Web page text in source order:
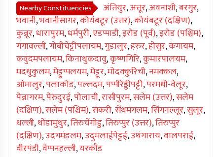
Nearby Constituencies अंतियुर,अत्तूर,अवनाशी,बरगुर,
भवानी,भवानीसागर,कोयंबटूर (उत्तर),कोयंबटूर (दक्षिण),
कुन्नूर,धारापुरम,धर्मपुरी,एडप्पाडी,इरोड (पूर्व),इरोड (पश्चिम),
गंगावल्ली,गोबीचेट्टीपलायम,गुडालुर,हरुर,होसुर,कंगायम,
कवुंदमपलायम,किनाथुकदावु,कृष्णगिरि,कुमारपालयम,
मदथुकुलम,मेट्टुप्पलयम,मेट्टूर,मोदक्कुरिची,नमक्कल,
ओमालुर,पलाकोड,पल्लदम,पप्पीरेड्डीपट्टी,परमथी-वेलूर,
पेन्नागरम,पेरुंदुरई,पोलाची,रासीपुरम,सलेम (उत्तर),सलेम
(दक्षिण),सलेम (पश्चिम),संकरी,सेंथमंगलम,सिंगनल्लूर,सुलूर,
थल्ली,थोंडामुथुर,तिरुचेंगोडु,तिरुप्पुर (उत्तर),तिरुप्पुर
(दक्षिण),उदगमंडलम,उदुमलाईपेट्टई,उथंगाराय,वालपराई,
वीरपंडी,वेप्पनहल्ली,यरकौड